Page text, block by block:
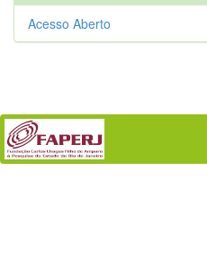
Acesso Aberto